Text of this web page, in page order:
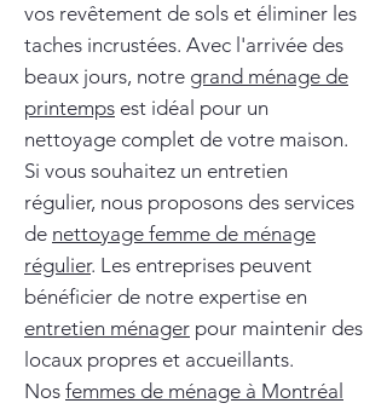
vos revêtement de sols et éliminer les
taches incrustées. Avec l'arrivée des
beaux jours, notre grand ménage de
printemps est idéal pour un
nettoyage complet de votre maison.
Si vous souhaitez un entretien
régulier, nous proposons des services
de nettoyage femme de ménage
régulier. Les entreprises peuvent
bénéficier de notre expertise en
entretien ménager pour maintenir des
locaux propres et accueillants.
Nos femmes de ménage à Montréal